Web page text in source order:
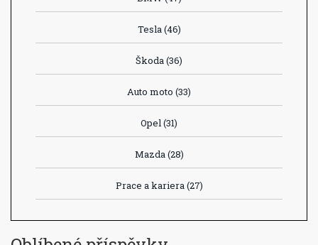
Tesla (46)
Škoda (36)
Auto moto (33)
Opel (31)
Mazda (28)
Prace a kariera (27)